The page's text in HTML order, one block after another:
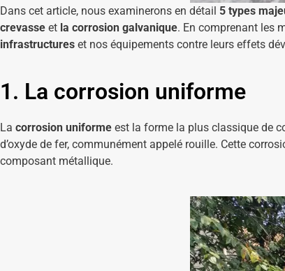
Dans cet article, nous examinerons en détail 5 types
crevasse et la corrosion galvanique. En comprenant les
infrastructures et nos équipements contre leurs effets
1. La corrosion uniforme
La corrosion uniforme est la forme la plus classique de
d’oxyde de fer, communément appelé rouille. Cette
composant métallique.